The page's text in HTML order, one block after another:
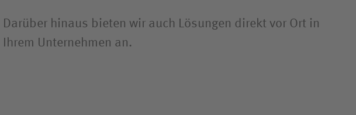
Darüber hinaus bieten wir auch Lösungen direkt vor Ort in
Ihrem Unter­nehmen an.